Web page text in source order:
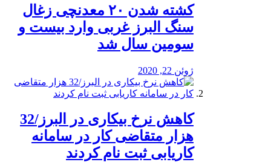
کشته شدن ۲۰ معدنچی زغال
سنگ البرز غربی وارد بیست و
سومین سال شد
ژوئن 22, 2020
کاهش نرخ بیکاری در البرز/32
هزار متقاضی کار در سامانه
کاریابی ثبت نام کردند